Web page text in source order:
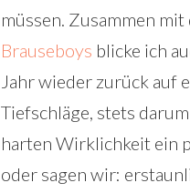
müssen. Zusammen mit
Brauseboys blicke ich
Jahr wieder zurück auf
Tiefschläge, stets
harten Wirklichkeit ein
oder sagen wir: